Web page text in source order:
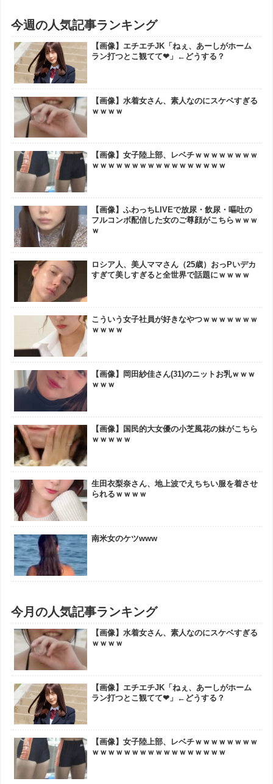
今週の人気記事ランキング
【画像】エチエチJK「ねぇ、あーしがホーム
ラン打つとこ観てて❤」←どうする？
【画像】水着女さん、素人なのにスケベすぎる
ｗｗｗｗ
【画像】女子陸上部、レベチｗｗｗｗｗｗｗｗ
ｗｗｗｗｗｗｗｗｗｗｗｗｗｗｗｗｗ
【画像】ふわっちLIVEで放尿・飲尿・嘔吐の
フルコンボ配信した女のご尊顔がこちらｗｗｗ
ｗ
ロシア人、美人ママさん（25歳）おっPいデカ
すぎて美しすぎると全世界で話題にｗｗｗｗ
こういう女子社員が好きなやつｗｗｗｗｗｗｗ
ｗｗｗｗ
【画像】岡田紗佳さん(31)のニットお乳ｗｗｗ
ｗｗｗ
【画像】国民的大女優の小芝風花の妹がこちら
ｗｗｗｗｗ
生田衣梨奈さん、地上波でえちちい服を着させ
られるｗｗｗｗ
南米女のケツwww
今月の人気記事ランキング
【画像】水着女さん、素人なのにスケベすぎる
ｗｗｗｗ
【画像】エチエチJK「ねぇ、あーしがホーム
ラン打つとこ観てて❤」←どうする？
【画像】女子陸上部、レベチｗｗｗｗｗｗｗｗ
ｗｗｗｗｗｗｗｗｗｗｗｗｗｗｗｗｗ